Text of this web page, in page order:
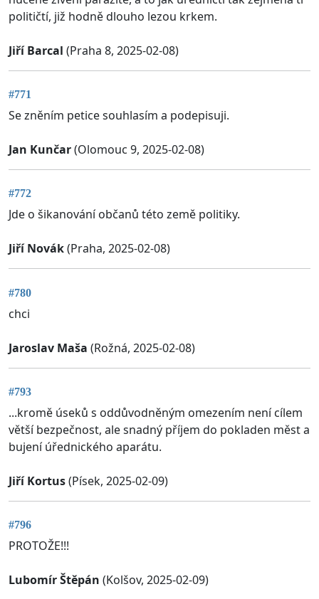
političtí, již hodně dlouho lezou krkem.
Jiří Barcal (Praha 8, 2025-02-08)
#771
Se zněním petice souhlasím a podepisuji.
Jan Kunčar(Olomouc 9, 2025-02-08)
#772
Jde o šikanování občanů této země politiky.
Jiří Novák(Praha, 2025-02-08)
#780
chci
Jaroslav Maša (Rožná, 2025-02-08)
#793
...kromě úseků s oddůvodněným omezením není cílem
větší bezpečnost, ale snadný příjem do pokladen měst a
bujení úřednického aparátu.
Jiří Kortus(Písek, 2025-02-09)
#796
PROTOŽE!!!
Lubomír Štěpán (Kolšov, 2025-02-09)